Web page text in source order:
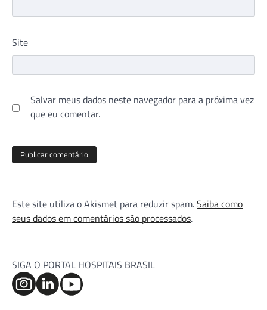
Site
Salvar meus dados neste navegador para a próxima vez
que eu comentar.
Este site utiliza o Akismet para reduzir spam.Saiba como
seus dados em comentários são processados.
SIGA O PORTAL HOSPITAIS BRASIL